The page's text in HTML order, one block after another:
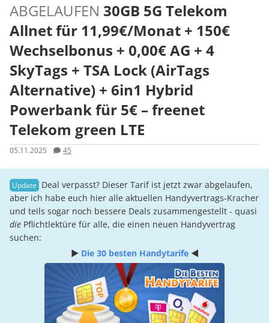
ABGELAUFEN 30GB 5G Telekom
Allnet für 11,99€/Monat + 150€
Wechselbonus + 0,00€ AG + 4
SkyTags + TSA Lock (AirTags
Alternative) + 6in1 Hybrid
Powerbank für 5€ – freenet
Telekom green LTE
05.11.2025 45
Deal verpasst? Dieser Tarif ist jetzt zwar abgelaufen,
aber ich habe euch hier alle aktuellen Handyvertrags-Kracher
und teils sogar noch bessere Deals zusammengestellt - quasi
die Pflichtlektüre für alle, die einen neuen Handyvertrag
suchen:
► Die 30 besten Handytarife◄